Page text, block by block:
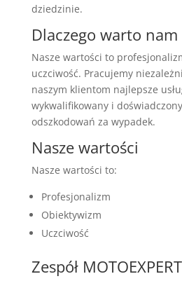
dziedzinie.
Dlaczego warto nam
Nasze wartości to
uczciwość. Pracujemy
naszym klientom najlepsze
wykwalifikowany i
odszkodowań za wypadek.
Nasze wartości
Nasze wartości to:
Profesjonalizm
Obiektywizm
Uczciwość
Zespół MOTOEXPERT